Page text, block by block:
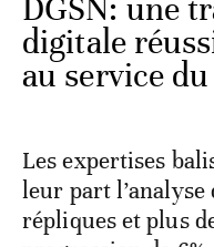
DGSN: une
digitale
au service
Les expertises
leur part l’analyse
répliques et plus